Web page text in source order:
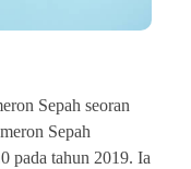
Sepah seoran
Sepah
pada tahun 2019. Ia